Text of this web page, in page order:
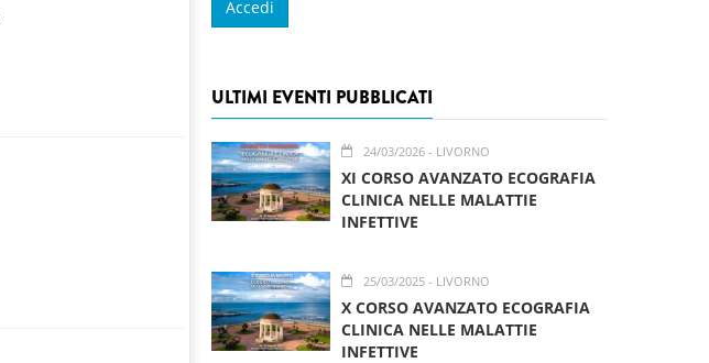
ULTIMI EVENTI PUBBLICATI
24/03/2026- LIVORNO
XI CORSO AVANZATO ECOGRAFIA
CLINICA NELLE MALATTIE
INFETTIVE
25/03/2025- LIVORNO
X CORSO AVANZATO ECOGRAFIA
CLINICA NELLE MALATTIE
INFETTIVE